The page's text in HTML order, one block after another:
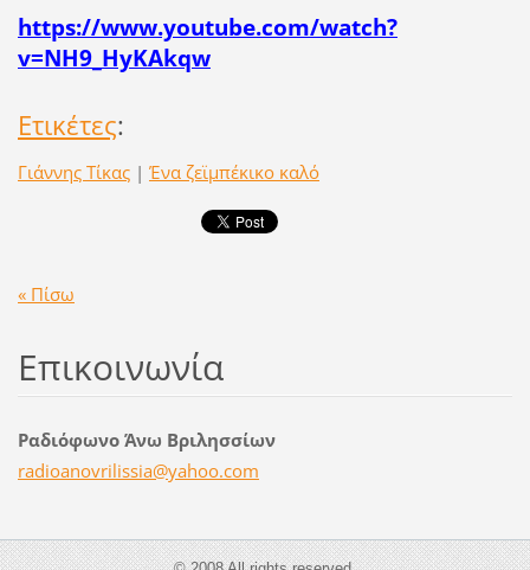
https://www.youtube.com/watch?
v=NH9_HyKAkqw
Ετικέτες:
Γιάννης Τίκας | Ένα ζεϊμπέκικο καλό
« Πίσω
Επικοινωνία
Ραδιόφωνο Άνω Βριλησσίων
radioanovrilissia@yahoo.com